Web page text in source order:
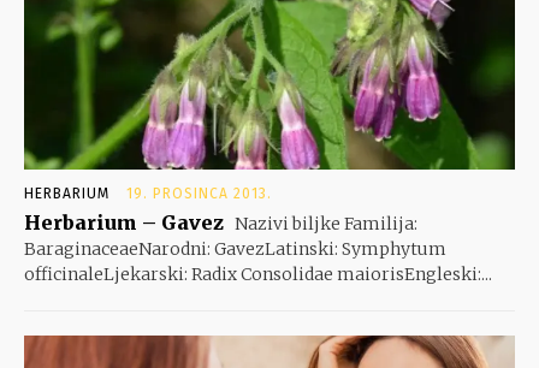
HERBARIUM 19. PROSINCA 2013.
Herbarium – Gavez Nazivi biljke Familija:
BaraginaceaeNarodni: GavezLatinski: Symphytum
officinaleLjekarski: Radix Consolidae maiorisEngleski:...